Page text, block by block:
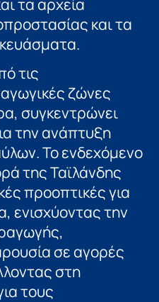
τα αρχεία
και τα
τις
ζώνες
συγκεντρώνει
την ανάπτυξη
Το ενδεχόμενο
της Ταϊλάνδης
προοπτικές για
ενισχύοντας την
σε αγορές
στη
τους